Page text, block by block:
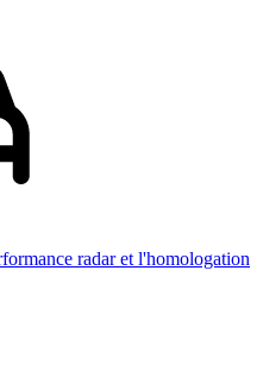
radar et l'homologation